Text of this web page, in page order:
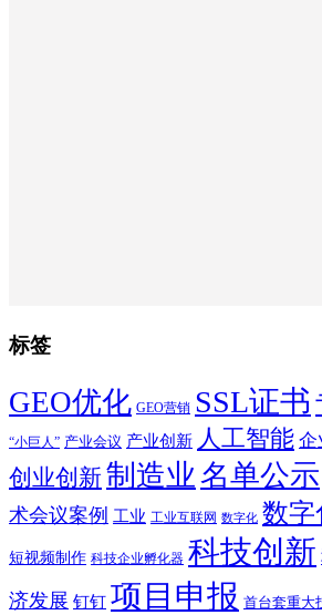
标签
GEO优化 GEO营销 SSL证书
“小巨人” 产业会议 产业创新 人工智能 企
创业创新制造业 名单公示
术会议案例 工业 工业互联网 数字化 数字
短视频制作 科技企业孵化器 科技创新
济发展 钉钉 项目申报 首台套重大